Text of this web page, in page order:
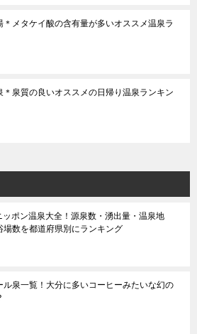
＊メタケイ酸の含有量が多いオススメ温泉ラ
＊泉質の良いオススメの日帰り温泉ランキン
ッポン温泉大全！源泉数・湧出量・温泉地
場数を都道府県別にランキング
ル泉一覧！大分に多いコーヒーみたいな幻の